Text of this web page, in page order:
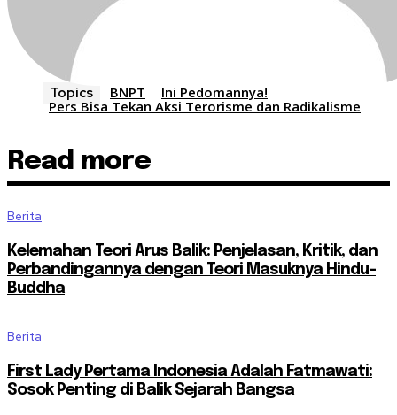
Topics BNPT
Ini Pedomannya!
Pers Bisa Tekan Aksi Terorisme dan Radikalisme
Read more
Berita
Kelemahan Teori Arus Balik: Penjelasan, Kritik, dan
Perbandingannya dengan Teori Masuknya Hindu-
Buddha
Berita
First Lady Pertama Indonesia Adalah Fatmawati:
Sosok Penting di Balik Sejarah Bangsa